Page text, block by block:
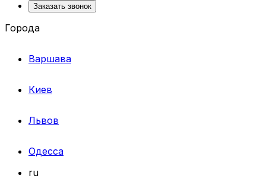
Заказать звонок
Города
Варшава
Киев
Львов
Одесса
ru